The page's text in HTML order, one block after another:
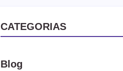
CATEGORIAS
Blog